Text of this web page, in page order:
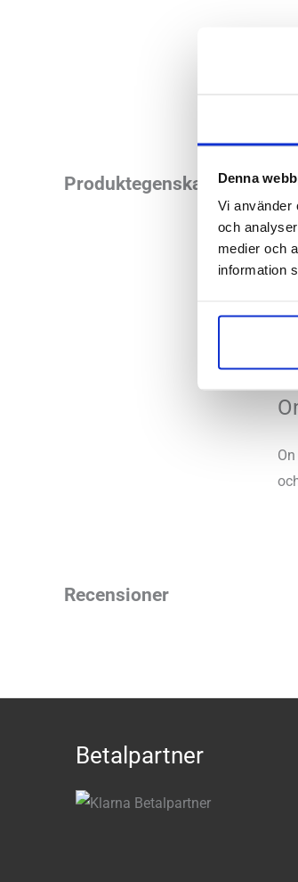
Denna
Vi använder
och
medier och
information
Produktegenskaper
Recensioner
Betalpartner